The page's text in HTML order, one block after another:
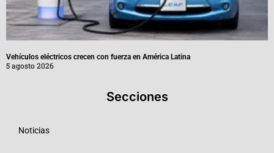
Vehículos eléctricos crecen con fuerza en América Latina
5 agosto 2026
Secciones
Noticias